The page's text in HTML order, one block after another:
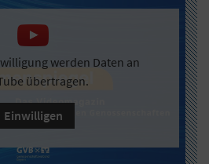
werden Daten an
übertragen.
Einwilligen